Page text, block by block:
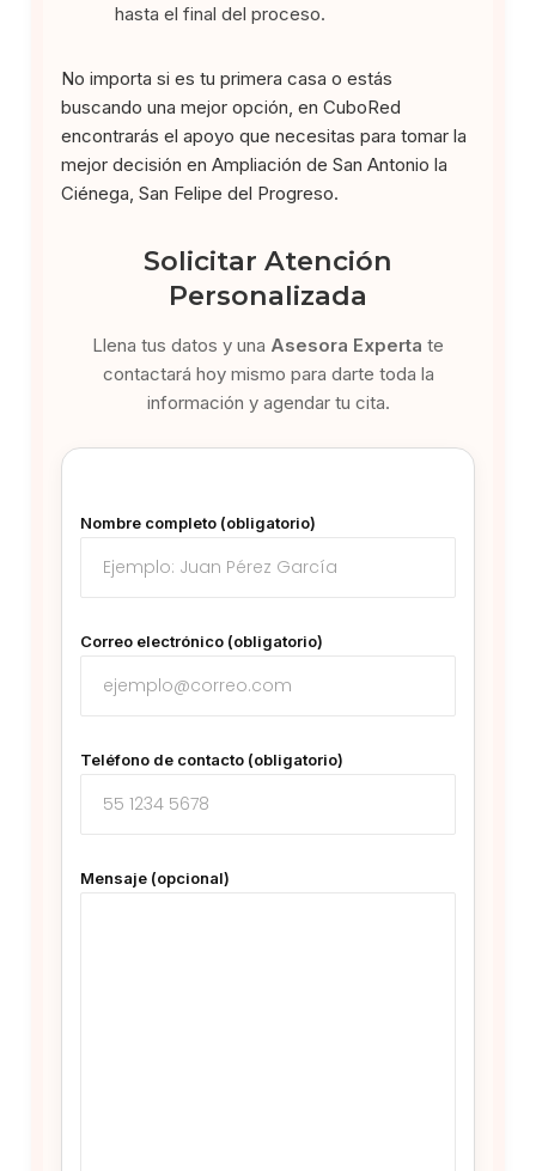
hasta el final del proceso.
No importa si es tu primera casa o estás
buscando una mejor opción, en CuboRed
encontrarás el apoyo que necesitas para tomar la
mejor decisión en Ampliación de San Antonio la
Ciénega, San Felipe del Progreso.
Solicitar Atención
Personalizada
Llena tus datos y una Asesora Experta te
contactará hoy mismo para darte toda la
información y agendar tu cita.
Nombre completo (obligatorio)
Correo electrónico (obligatorio)
Teléfono de contacto (obligatorio)
Mensaje (opcional)